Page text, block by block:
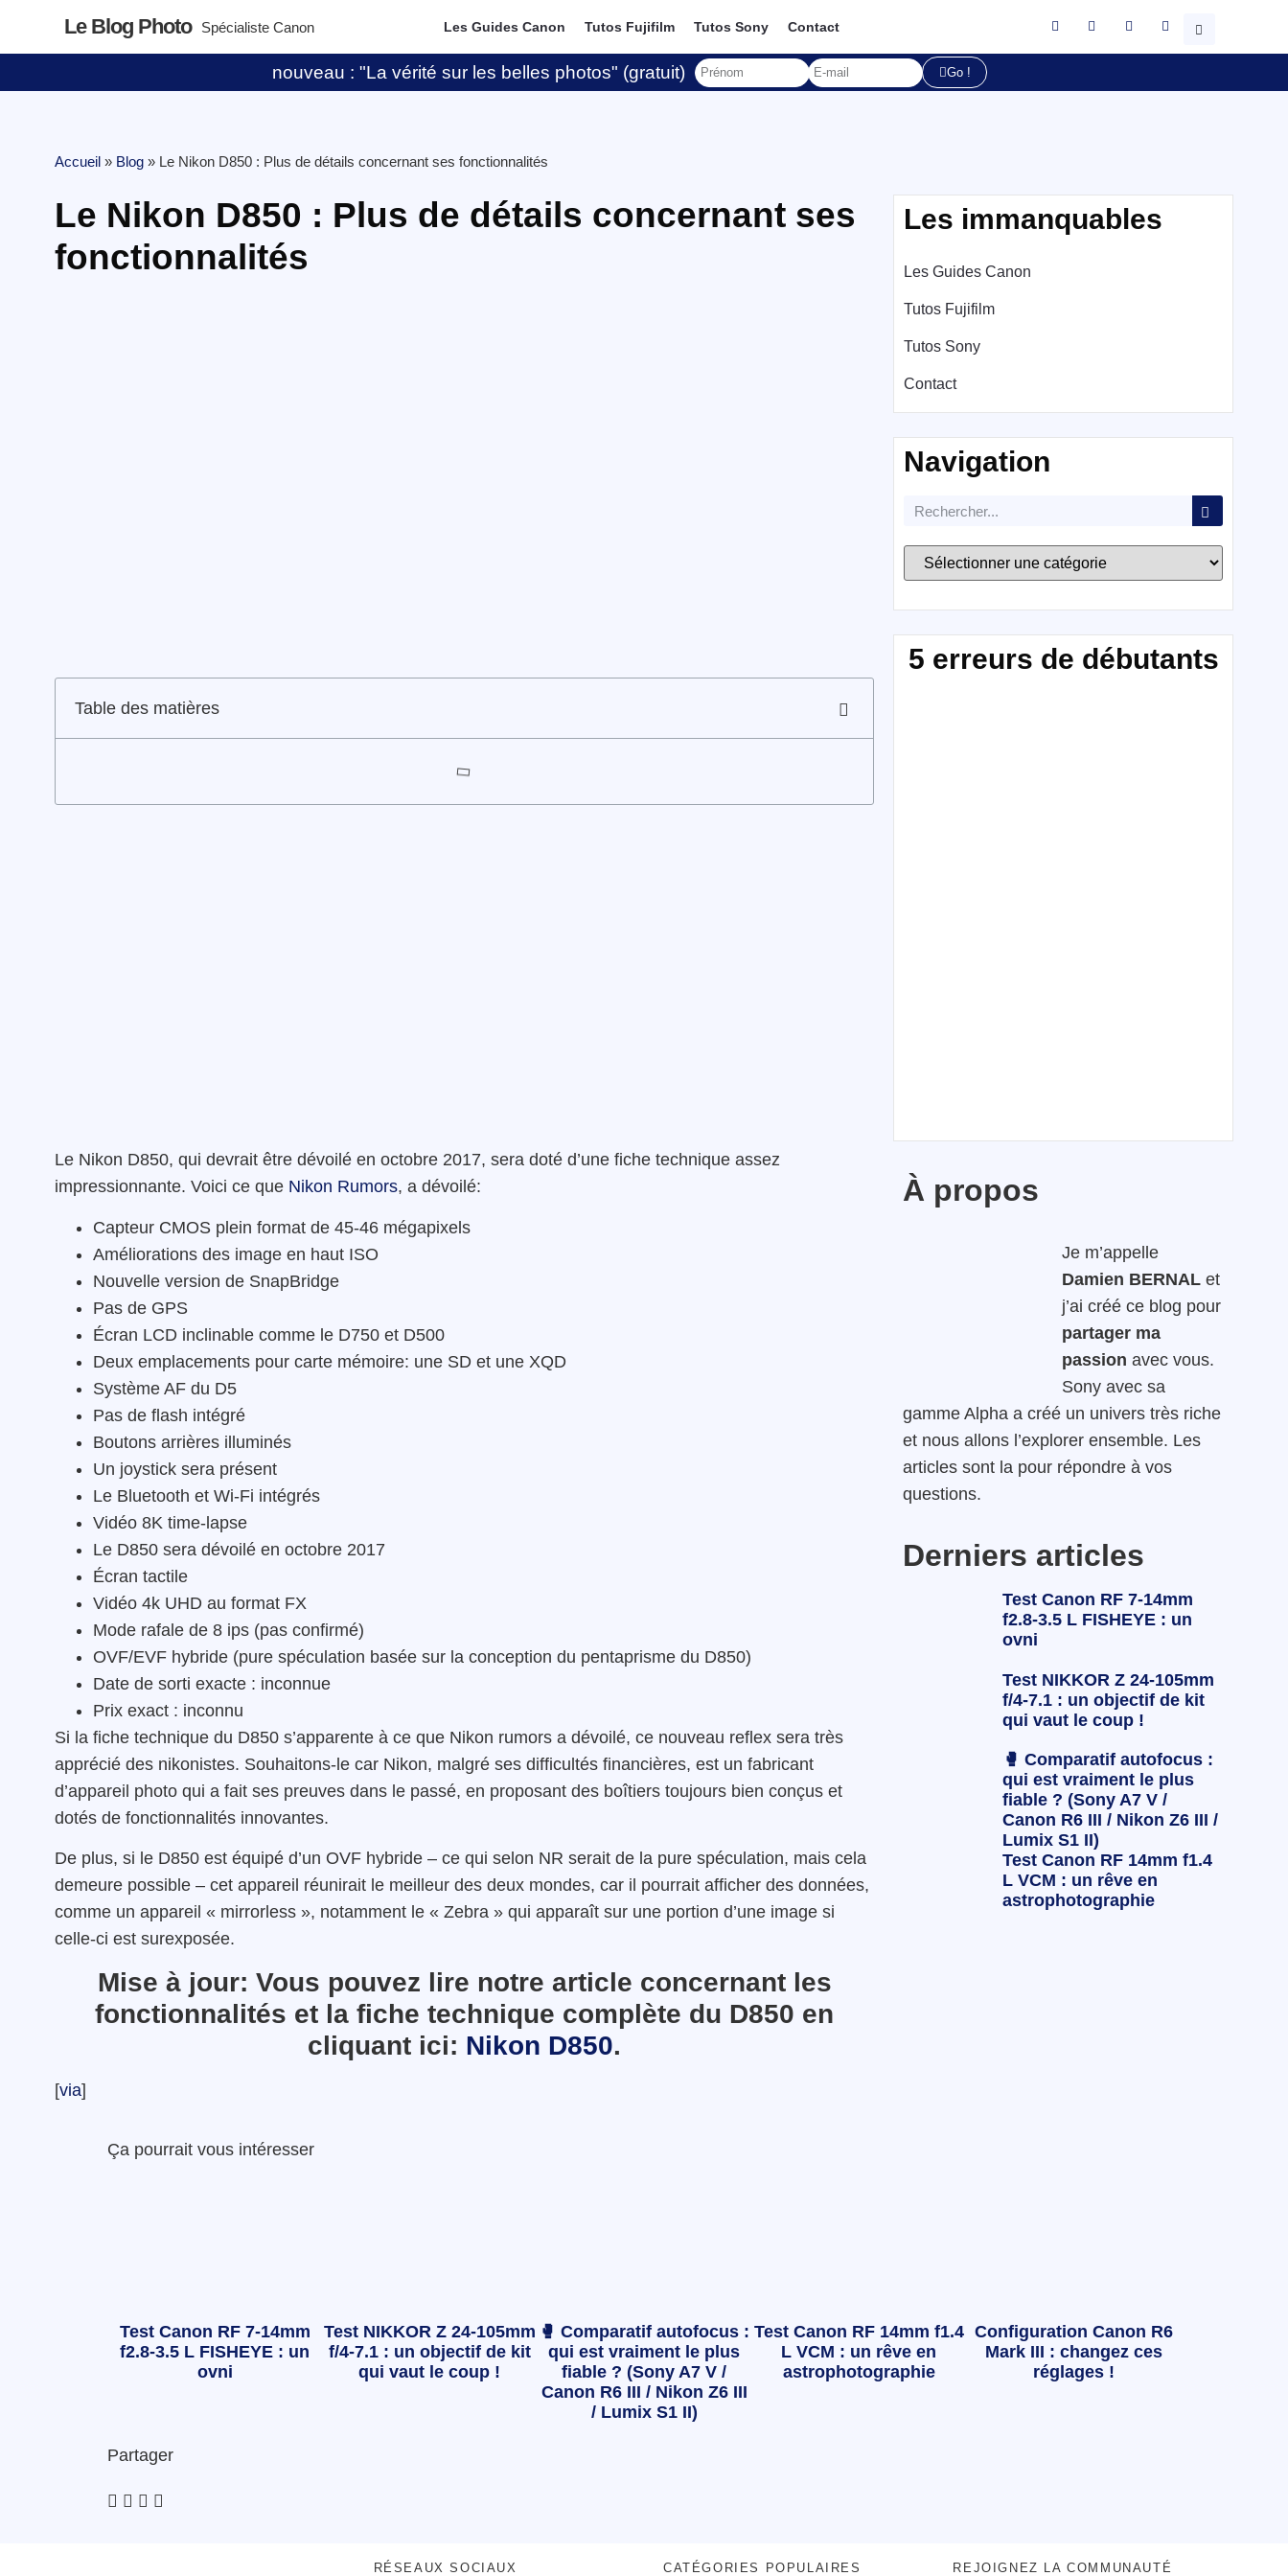
Le Blog Photo Spécialiste Canon Les Guides Canon Tutos Fujifilm Tutos Sony Contact
nouveau : "La vérité sur les belles photos" (gratuit) Go !
Accueil » Blog » Le Nikon D850 : Plus de détails concernant ses fonctionnalités
Le Nikon D850 : Plus de détails concernant ses
fonctionnalités
Table des matières
Le Nikon D850, qui devrait être dévoilé en octobre 2017, sera doté d’une fiche technique assez
impressionnante. Voici ce que Nikon Rumors, a dévoilé:
Capteur CMOS plein format de 45-46 mégapixels
Améliorations des image en haut ISO
Nouvelle version de SnapBridge
Pas de GPS
Écran LCD inclinable comme le D750 et D500
Deux emplacements pour carte mémoire: une SD et une XQD
Système AF du D5
Pas de flash intégré
Boutons arrières illuminés
Un joystick sera présent
Le Bluetooth et Wi-Fi intégrés
Vidéo 8K time-lapse
Le D850 sera dévoilé en octobre 2017
Écran tactile
Vidéo 4k UHD au format FX
Mode rafale de 8 ips (pas confirmé)
OVF/EVF hybride (pure spéculation basée sur la conception du pentaprisme du D850)
Date de sorti exacte : inconnue
Prix exact : inconnu
Si la fiche technique du D850 s’apparente à ce que Nikon rumors a dévoilé, ce nouveau reflex sera très
apprécié des nikonistes. Souhaitons-le car Nikon, malgré ses difficultés financières, est un fabricant
d’appareil photo qui a fait ses preuves dans le passé, en proposant des boîtiers toujours bien conçus et
dotés de fonctionnalités innovantes.
De plus, si le D850 est équipé d’un OVF hybride – ce qui selon NR serait de la pure spéculation, mais cela
demeure possible – cet appareil réunirait le meilleur des deux mondes, car il pourrait afficher des données,
comme un appareil « mirrorless », notamment le « Zebra » qui apparaît sur une portion d’une image si
celle-ci est surexposée.
Mise à jour: Vous pouvez lire notre article concernant les
fonctionnalités et la fiche technique complète du D850 en
cliquant ici: Nikon D850.
[via]
Les immanquables
Les Guides Canon
Tutos Fujifilm
Tutos Sony
Contact
Navigation
5 erreurs de débutants
À propos
Je m’appelle
Damien BERNAL et
j’ai créé ce blog pour
partager ma
passion avec vous.
Sony avec sa
gamme Alpha a créé un univers très riche
et nous allons l’explorer ensemble. Les
articles sont la pour répondre à vos
questions.
Derniers articles
Test Canon RF 7-14mm
f2.8-3.5 L FISHEYE : un
ovni
Test NIKKOR Z 24-105mm
f/4-7.1 : un objectif de kit
qui vaut le coup !
🥊 Comparatif autofocus :
qui est vraiment le plus
fiable ? (Sony A7 V /
Canon R6 III / Nikon Z6 III /
Lumix S1 II)
Test Canon RF 14mm f1.4
L VCM : un rêve en
astrophotographie
Ça pourrait vous intéresser
Test Canon RF 7-14mm
f2.8-3.5 L FISHEYE : un
ovni
Test NIKKOR Z 24-105mm
f/4-7.1 : un objectif de kit
qui vaut le coup !
🥊 Comparatif autofocus :
qui est vraiment le plus
fiable ? (Sony A7 V /
Canon R6 III / Nikon Z6 III
/ Lumix S1 II)
Test Canon RF 14mm f1.4
L VCM : un rêve en
astrophotographie
Configuration Canon R6
Mark III : changez ces
réglages !
Partager
RÉSEAUX SOCIAUX CATÉGORIES POPULAIRES REJOIGNEZ LA COMMUNAUTÉ